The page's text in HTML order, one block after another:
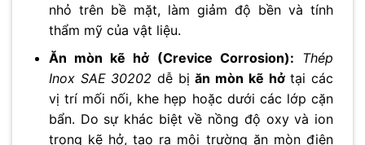
nhỏ trên bề mặt, làm giảm độ bền và tính
thẩm mỹ của vật liệu.
Ăn mòn kẽ hở (Crevice Corrosion): Thép
Inox SAE 30202 dễ bịăn mòn kẽ hởtại các
vị trí mối nối, khe hẹp hoặc dưới các lớp cặn
bẩn. Do sự khác biệt về nồng độ oxy và ion
trong kẽ hở, tạo ra môi trường ăn mòn điện